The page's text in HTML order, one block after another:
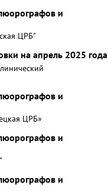
и
ЦРБ"
на апрель 2025 года
и
ЦРБ»
и
и